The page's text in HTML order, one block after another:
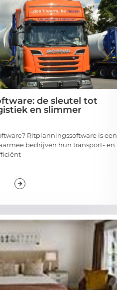
de sleutel tot
en slimmer
Ritplanningssoftware is een
bedrijven hun transport- en